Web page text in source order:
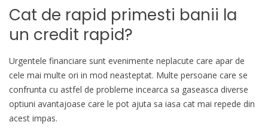
Cat de rapid primesti banii la
un credit rapid?
Urgentele financiare sunt evenimente neplacute care apar de
cele mai multe ori in mod neasteptat. Multe persoane care se
confrunta cu astfel de probleme incearca sa gaseasca diverse
optiuni avantajoase care le pot ajuta sa iasa cat mai repede din
acest impas.